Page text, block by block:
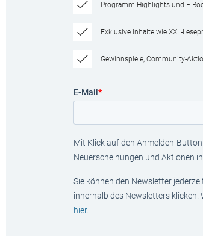
Programm-Highlights und E-
Exklusive Inhalte wie XXL-
Gewinnspiele, Community-
E-Mail *
Mit Klick auf den Anmelden-
Neuerscheinungen und Aktionen
Sie können den Newsletter
innerhalb des Newsletters
hier.